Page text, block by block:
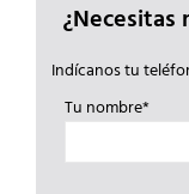
¿Necesitas
Indícanos tu
Tu nombre*